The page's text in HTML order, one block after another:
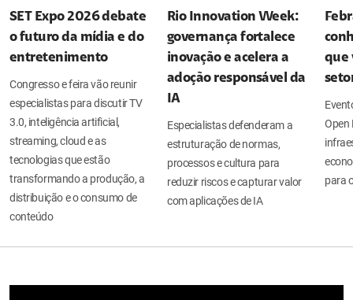
SET Expo 2026 debate
o futuro da mídia e do
entretenimento
Congresso e feira vão reunir
especialistas para discutir TV
3.0, inteligência artificial,
streaming, cloud e as
tecnologias que estão
transformando a produção, a
distribuição e o consumo de
conteúdo
Rio Innovation Week:
governança fortalece
inovação e acelera a
adoção responsável da
IA
Especialistas defenderam a
estruturação de normas,
processos e cultura para
reduzir riscos e capturar valor
com aplicações de IA
que
Open
para